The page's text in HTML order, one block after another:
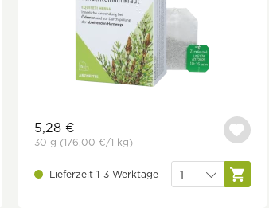
5,28 €
30 g (176,00 €/1 kg)
Lieferzeit 1-3 Werktage